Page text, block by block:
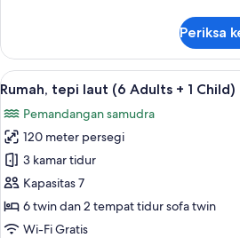
Rumah,
tepi
laut
Adults
+
2
Children)
Periksa
Lihat
semua
foto
untuk
Rumah,
tepi
laut
(6
13
Rumah, tepi laut (6 Adults + 1 Child)
Pemandangan samudra
120 meter persegi
3 kamar tidur
Kapasitas 7
6 twin dan 2 tempat tidur sofa twin
Wi-Fi Gratis